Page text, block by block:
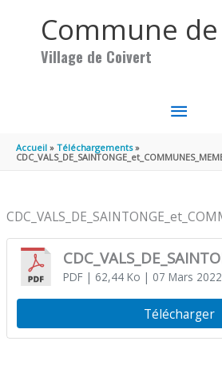
Commune
Village de Coivert
MENU
Accueil
Téléchargements
PDF| 62,44 Ko | 07 Mars 2022
Télécharger